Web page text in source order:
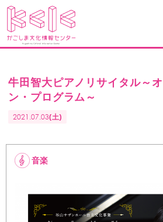
牛田智大ピアノリサイタル～
ン・プログラム～
2021.07.03(土)
音楽